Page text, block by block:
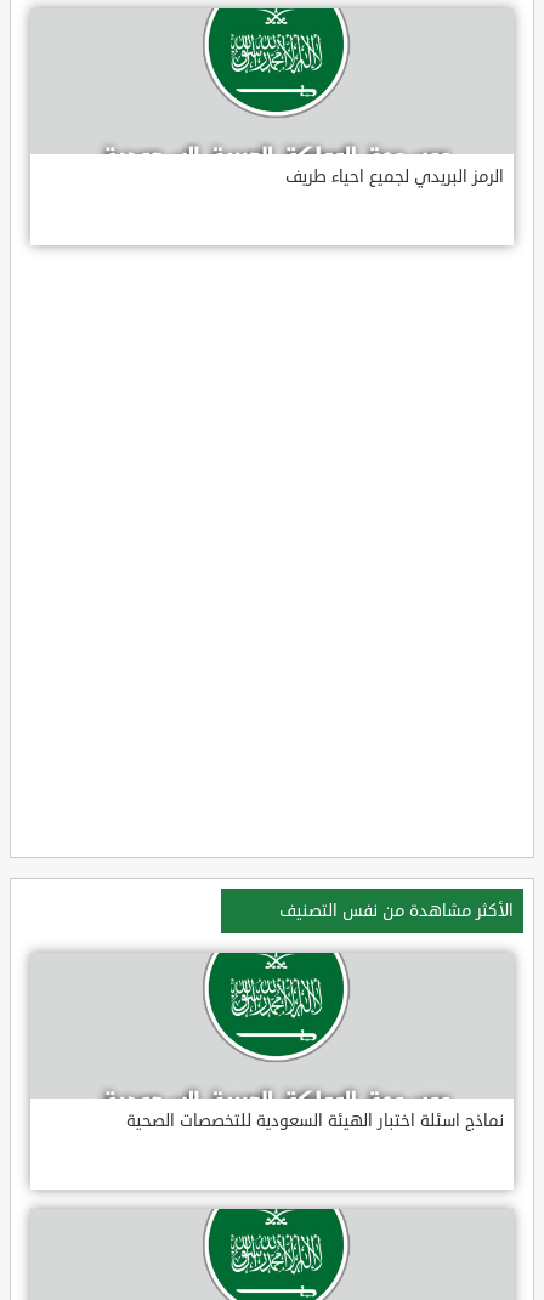
الرمز البريدي لجميع احياء طريف
الأكثر مشاهدة من نفس التصنيف
نماذج اسئلة اختبار الهيئة السعودية للتخصصات الصحية